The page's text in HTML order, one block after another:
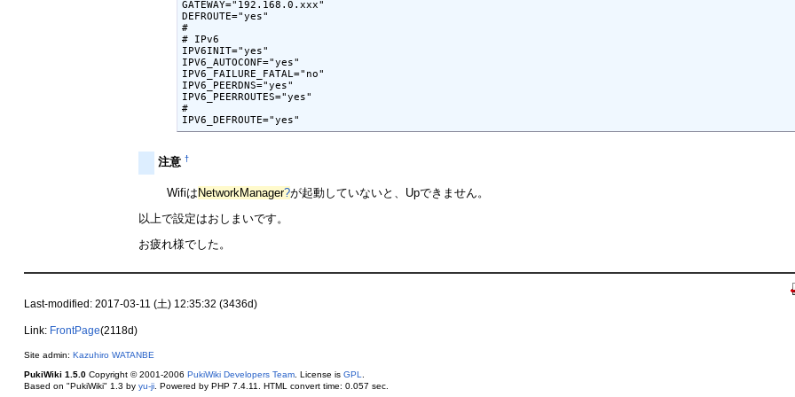
GATEWAY="192.168.0.xxx"
DEFROUTE="yes"
#
# IPv6
IPV6INIT="yes"
IPV6_AUTOCONF="yes"
IPV6_FAILURE_FATAL="no"
IPV6_PEERDNS="yes"
IPV6_PEERROUTES="yes"
#
注意 †
WifiはNetworkManager?が起動していないと、Upできません。
以上で設定はおしまいです。
お疲れ様でした。
Last-modified: 2017-03-11 (土) 12:35:32 (3436d)
Link: FrontPage(2118d)
Site admin: Kazuhiro WATANBE
PukiWiki 1.5.0Copyright © 2001-2006 PukiWiki Developers Team. License is GPL
Based on "PukiWiki" 1.3 by yu-ji. Powered by PHP 7.4.11. HTML convert time: 0.057 sec.